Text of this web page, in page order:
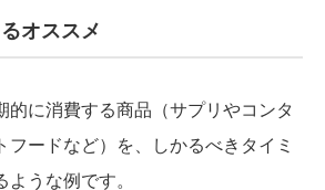
オススメ
に消費する商品（サプリやコンタ
フードなど）を、しかるべきタイミ
うな例です。